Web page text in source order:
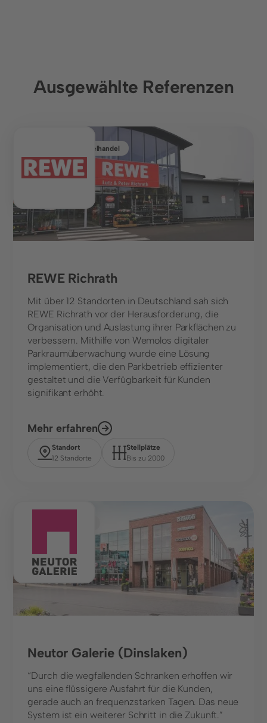
Ausgewählte Referenzen
Lebensmitteleinzelhandel
REWE Richrath
Mit über 12 Standorten in Deutschland sah sich
REWE Richrath vor der Herausforderung, die
Organisation und Auslastung ihrer Parkflächen zu
verbessern. Mithilfe von Wemolos digitaler
Parkraumüberwachung wurde eine Lösung
implementiert, die den Parkbetrieb effizienter
gestaltet und die Verfügbarkeit für Kunden
signifikant erhöht.
Mehr erfahren
Standort
12 Standorte
Stellplätze
Bis zu 2000
Neutor Galerie (Dinslaken)
“Durch die wegfallenden Schranken erhoffen wir
uns eine flüssigere Ausfahrt für die Kunden,
gerade auch an frequenzstarken Tagen. Das neue
System ist ein weiterer Schritt in die Zukunft.”
Lösungen
Parkraumüberwachung
Parkraumbewirtschaftung
Parkplatzvermietung
Finanzdienstleistungen
Freizeitanlagen
Gastronomie und Hotellerie
Gesundheitseinrichtungen
Groß- und Einzelhandel
Infrastruktur, Parkhäuser & Messen
Städte und Kommunen
Über uns
Karriere
Presse & Events
Kundengeschichten
Social Media
Instagram
Kontakt
Kontaktformular